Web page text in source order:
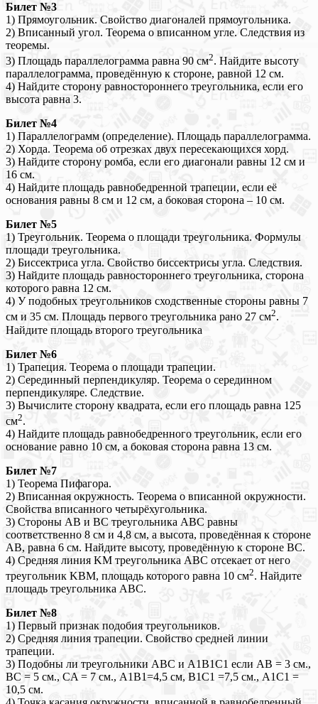
Билет №3
1) Прямоугольник. Свойство диагоналей прямоугольника.
2) Вписанный угол. Теорема о вписанном угле. Следствия из
теоремы.
3) Площадь параллелограмма равна 90 см2. Найдите высоту
параллелограмма, проведённую к стороне, равной 12 см.
4) Найдите сторону равностороннего треугольника, если его
высота равна 3.
Билет №4
1) Параллелограмм (определение). Площадь параллелограмма.
2) Хорда. Теорема об отрезках двух пересекающихся хорд.
3) Найдите сторону ромба, если его диагонали равны 12 см и
16 см.
4) Найдите площадь равнобедренной трапеции, если её
основания равны 8 см и 12 см, а боковая сторона – 10 см.
Билет №5
1) Треугольник. Теорема о площади треугольника. Формулы
площади треугольника.
2) Биссектриса угла. Свойство биссектрисы угла. Следствия.
3) Найдите площадь равностороннего треугольника, сторона
которого равна 12 см.
4) У подобных треугольников сходственные стороны равны 7
см и 35 см. Площадь первого треугольника рано 27 см2.
Найдите площадь второго треугольника
Билет №6
1) Трапеция. Теорема о площади трапеции.
2) Серединный перпендикуляр. Теорема о серединном
перпендикуляре. Следствие.
3) Вычислите сторону квадрата, если его площадь равна 125
см2.
4) Найдите площадь равнобедренного треугольник, если его
основание равно 10 см, а боковая сторона равна 13 см.
Билет №7
1) Теорема Пифагора.
2) Вписанная окружность. Теорема о вписанной окружности.
Свойства вписанного четырёхугольника.
3) Стороны AB и BC треугольника ABC равны
соответственно 8 см и 4,8 см, а высота, проведённая к стороне
AB, равна 6 см. Найдите высоту, проведённую к стороне BC.
4) Средняя линия KM треугольника ABC отсекает от него
треугольник KBM, площадь которого равна 10 см2. Найдите
площадь треугольника ABC.
Билет №8
1) Первый признак подобия треугольников.
2) Средняя линия трапеции. Свойство средней линии
трапеции.
3) Подобны ли треугольники ABC и A1B1C1 если AB = 3 см.,
BC = 5 см., CA = 7 см., A1B1=4,5 см, B1C1 =7,5 см., A1C1 =
10,5 см.